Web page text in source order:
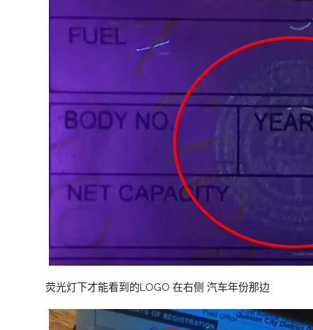
荧光灯下才能看到的LOGO 在右侧 汽车年份那边